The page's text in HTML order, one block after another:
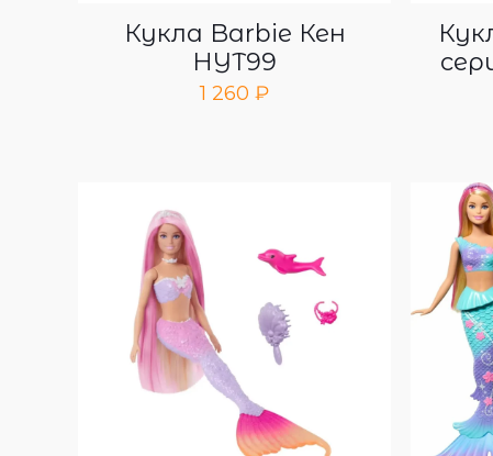
Кукла Barbie Кен
HYT99
1 260 ₽